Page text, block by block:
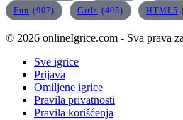
Fun (907) Girls (405) HTML5
© 2026 onlineIgrice.com - Sva prava
Sve igrice
Prijava
Omiljene igrice
Pravila privatnosti
Pravila korišćenja